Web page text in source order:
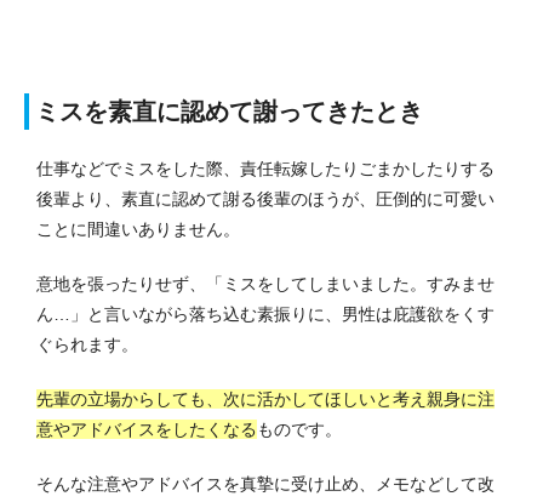
ミスを素直に認めて謝ってきたとき
仕事などでミスをした際、責任転嫁したりごまかしたりする
後輩より、素直に認めて謝る後輩のほうが、圧倒的に可愛い
ことに間違いありません。
意地を張ったりせず、「ミスをしてしまいました。すみませ
ん…」と言いながら落ち込む素振りに、男性は庇護欲をくす
ぐられます。
先輩の立場からしても、次に活かしてほしいと考え親身に注
意やアドバイスをしたくなる ものです。
そんな注意やアドバイスを真摯に受け止め、メモなどして改